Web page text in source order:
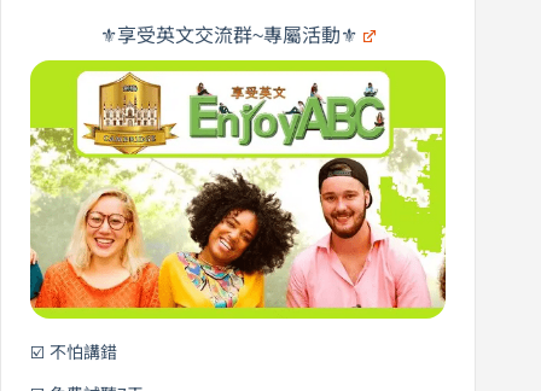
說
｜
元
英
語！
⚜️享受英文交流群~專屬活動⚜️
☑️ 不怕講錯